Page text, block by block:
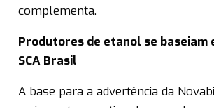
complementa.
Produtores de etanol se baseiam
SCA Brasil
A base para a advertência da